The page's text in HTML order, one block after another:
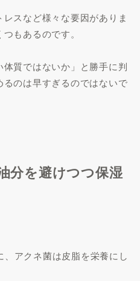
スなど様々な要因がありま
もあるのです。
体質ではないか」と勝手に判
のは早すぎるのではないで
分を避けつつ保湿
、アクネ菌は皮脂を栄養にし